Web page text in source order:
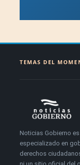
TEMAS DEL
Noticias Gobierno
especializado en
derechos